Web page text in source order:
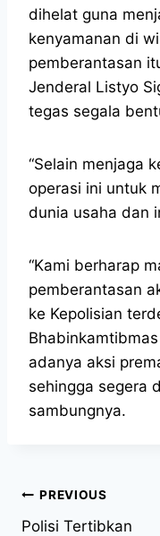
dihelat guna
kenyamanan di
pemberantasan
Jenderal Listyo
tegas segala
“Selain menjaga
operasi ini untuk
dunia usaha dan
“Kami berharap
pemberantasan
ke Kepolisian
adanya aksi
sehingga segera
sambungnya.
PREVIOUS
Polisi Tertibkan